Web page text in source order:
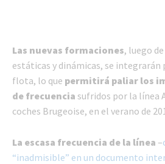
Las nuevas formaciones, luego
estáticas y dinámicas, se
flota, lo que permitirá paliar los
de frecuencia sufridos por la línea
coches Brugeoise, en el verano de
La escasa frecuencia de la línea –
“inadmisible” en un documento